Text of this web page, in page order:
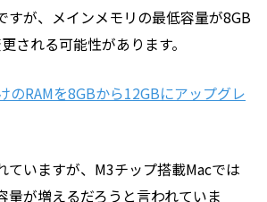
が、 メインメモリの最低容量が8GB
される可能性があります。
のRAMを8GBから12GBにアップグレ
ていますが、M3チップ搭載Macでは
量が増えるだろうと言われていま